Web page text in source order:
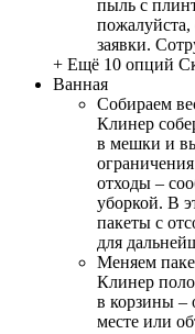
пыль с
заявки.
+ Ещё 10 опций
Ванная
Собираем
Клинер
в мешки и
отходы –
уборкой. В
пакеты с
для
Меняем
Клинер
в корзины –
месте или